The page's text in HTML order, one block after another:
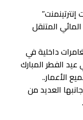
المتنقل
داخلية في
الفطر المبارك
لجميع الأعمار..
العديد من